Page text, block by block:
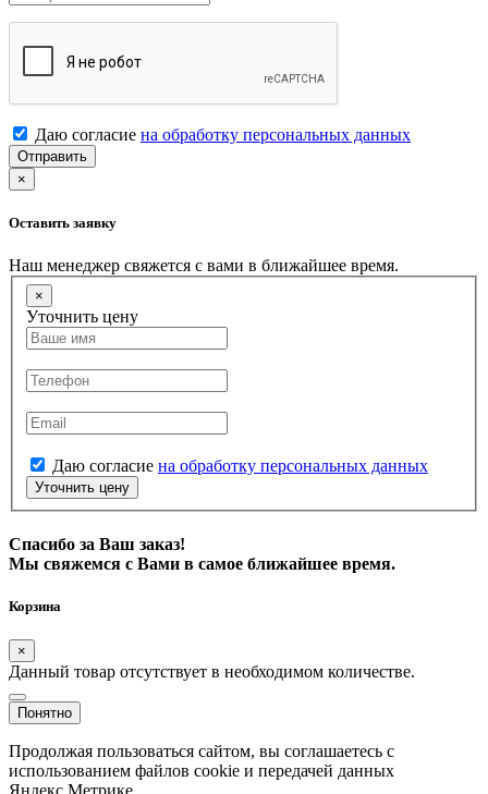
Даю согласие на обработку персональных данных
Отправить
×
Оставить заявку
Наш менеджер свяжется с вами в ближайшее время.
×
Уточнить цену
Даю согласие на обработку персональных данных
Уточнить цену
Спасибо за Ваш заказ!
Мы свяжемся с Вами в самое ближайшее время.
Корзина
×
Данный товар отсутствует в необходимом количестве.
Понятно
Продолжая пользоваться сайтом, вы соглашаетесь с
использованием файлов cookie и передачей данных